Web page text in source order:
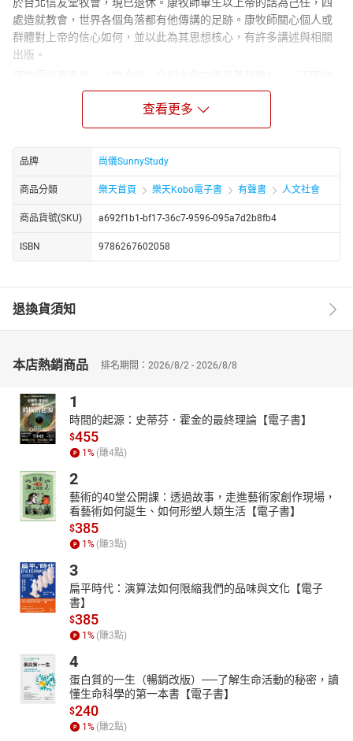
處造就教會，世界各個角落都有他傳講的足跡。康牧師關心個人或
群體對上帝的信心如何，並以此為其思想核心，有許多講述與相關
出版。
事集：康來昌牧師談耶穌的比喻32則》（校園）、《聖經內外：從
信心入門》（友友）、《井歌》、《流浪的神》、《基督徒的最後
試探》、《當十字架變為十字軍》（雅歌）、《喜從何來？》（個
人出版）；合著著作：《與我共遊奇幻國度：魔戒導讀》（校
園）、《活出基督：1999研經培靈會彙編》（華神）；譯作有：
《神．啟示．權威》、《早期基督教教義》、《新約經文鑑別
學》、《懷疑：心懷二意》。
聲音表演者簡介：尚儀有聲製播中心是專業的有聲出版品製作與發
行單位，集結了台灣資深配音員及新銳有聲表演者共聚一堂，為台
灣優質的有聲出版而努力。
楊恩，專業的有聲書朗讀者、喜歡透過聲音、演繹文字，讓平面的
文字閱讀，化作立體的聲音饗宴，讓閱聽，變成是一種獲取知識的
廣播專業課程的培訓講師，傳道人。期望能夠以神學為起點，透過
的弟兄姐妹同奔天路。
【書籍簡介】
認識主，我們才能真正明白何為自由，何為正義。
故事是知識與情感交織的載體，作者藉由故事中的角色、情節乃至
景色，向讀者傳達其對事物的理解與評判。
作者康來昌牧師以其豐富的聖經理解為基礎，從聖經的角度出發，
重新審視諸多世人所熟悉的文學與影視作品，其中的內容與核心思
想。
康牧師文筆剛勁，評論精闢，對於各形式文本的解讀，以及聖經中
底，成為提醒與幫助。
最認識受造物的乃是其創造者，最明白自由與正義也是如此，讓我
們透過康牧師精彩的講論，了解上帝造自由與正義的真意。
有聲出版：道聲出版與尚儀數位學習聯合出版
【目錄】
版權宣告
內容簡介
作者與聲音表演者簡介
查看更多
品牌 尚儀SunnyStudy
商品分類 樂天首頁 樂天Kobo電子書 有聲書 人文社會
商品貨號(SKU) a692f1b1-bf17-36c7-9596-095a7d2b8fb4
ISBN 9786267602058
退換貨須知
本店熱銷商品 排名期間：2026/8/2 - 2026/8/8
1
時間的起源：史蒂芬．霍金的最終理論【電子書】
$455
1 % (賺4點)
2
藝術的40堂公開課：透過故事，走進藝術家創作現場，
看藝術如何誕生、如何形塑人類生活【電子書】
$385
1 % (賺3點)
3
扁平時代：演算法如何限縮我們的品味與文化【電子
書】
$385
1 % (賺3點)
4
蛋白質的一生（暢銷改版）──了解生命活動的秘密，讀
懂生命科學的第一本書【電子書】
$240
1 % (賺2點)